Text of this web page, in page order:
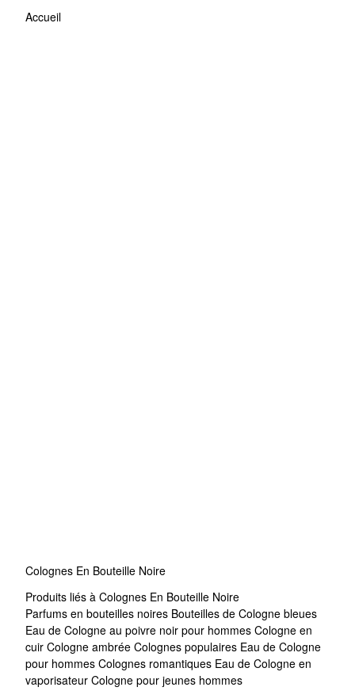
Accueil
Colognes En Bouteille Noire
Produits liés à Colognes En Bouteille Noire
Parfums en bouteilles noires Bouteilles de Cologne bleues
Eau de Cologne au poivre noir pour hommes Cologne en
cuir Cologne ambrée Colognes populaires Eau de Cologne
pour hommes Colognes romantiques Eau de Cologne en
vaporisateur Cologne pour jeunes hommes